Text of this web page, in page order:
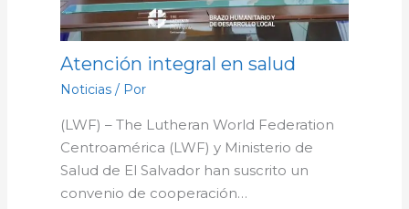
Atención integral en salud
Noticias/ Por
(LWF) – The Lutheran World Federation
Centroamérica (LWF) y Ministerio de
Salud de El Salvador han suscrito un
convenio de cooperación…